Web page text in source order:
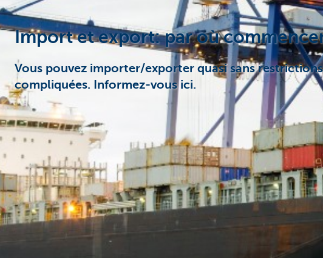
Import et export: par où
Vous pouvez importer/exporter quasi sans
compliquées. Informez-vous ici.